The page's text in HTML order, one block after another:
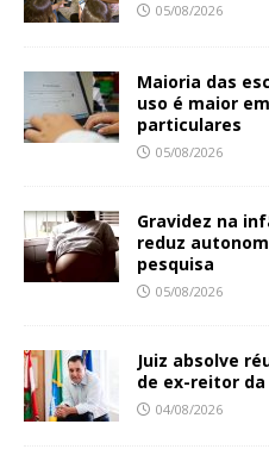
05/08/2026
Maioria das
uso é maior
particulares
05/08/2026
Gravidez na
reduz
pesquisa
05/08/2026
Juiz absolve
de ex-reitor da
04/08/2026